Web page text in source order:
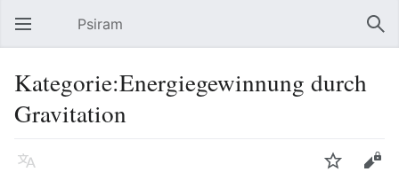
Hauptmenü öffnen Psiram
Kategorie:Energiegewinnung durch
Gravitation